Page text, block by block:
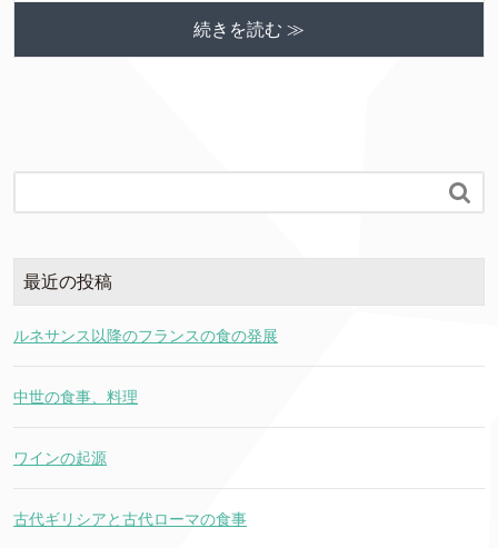
続きを読む ≫

最近の投稿
ルネサンス以降のフランスの食の発展
中世の食事、料理
ワインの起源
古代ギリシアと古代ローマの食事